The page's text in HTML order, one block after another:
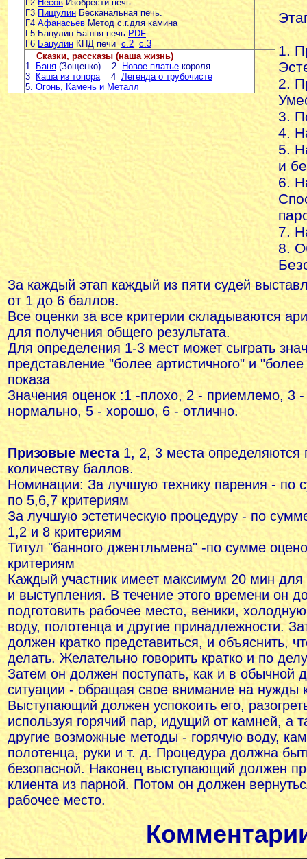
Г2 Несов Изобрести печь
Г3 Пищулин Бесканальная печь.
Г4 Афанасьев Метод с.г.для камина
Г5 Бацулин Башня-печь PDF
Г6 Бацулин КПД печи с.2 с.3
Сказки, рассказы (наша жизнь)
1
Баня (Зощенко) 2 Новое платье короля
3
Каша из топора4 Легенда о трубочисте
5. Огонь, Камень и Металл
1.
2.
3.
4.
5.
и
6.
7.
8.
За каждый этап каждый из пяти судей
от 1 до 6 баллов.
Все оценки за все критерии складываются
для получения общего результата.
Для определения 1-3 мест может сыграть
представление "более артистичного" и "более
показа
Значения оценок :1 -плохо, 2 - приемлемо, 3
нормально, 5 - хорошо, 6 - отлично.
Призовые места1, 2, 3 места определяются
количеству баллов.
Номинации: За лучшую технику парения - по
по 5,6,7 критериям
За лучшую эстетическую процедуру - по
1,2 и 8 критериям
Титул "банного джентльмена" -по сумме
критериям
Каждый участник имеет максимум 20 мин для
и выступления. В течение этого времени он
подготовить рабочее место, веники,
воду, полотенца и другие принадлежности.
должен кратко представиться, и объяснить,
делать. Желательно говорить кратко и по
Затем он должен поступать, как и в обычной
ситуации - обращая свое внимание на нужды
Выступающий должен успокоить его,
используя горячий пар, идущий от камней, а
другие возможные методы - горячую воду,
полотенца, руки и т. д. Процедура должна
безопасной. Наконец выступающий должен
клиента из парной. Потом он должен
рабочее место.